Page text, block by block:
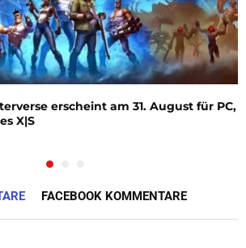
erscheint am 31. August für PC,
X|S
FACEBOOK KOMMENTARE